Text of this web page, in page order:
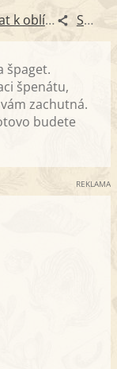
Přidat k oblíbeným Sdílet
špaget.
špenátu,
zachutná.
budete
REKLAMA